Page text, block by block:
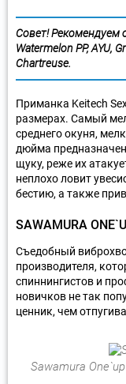
Совет! Рекомендуем
Watermelon PP, AYU,
Chartreuse.
Приманка Keitech
размерах. Самый
среднего окуня,
дюйма
щуку, реже их
неплохо ловит
бестию, а также
SAWAMURA
Съедобный
производителя,
спиннингистов и
новичков не так
ценник, чем
Sawamura